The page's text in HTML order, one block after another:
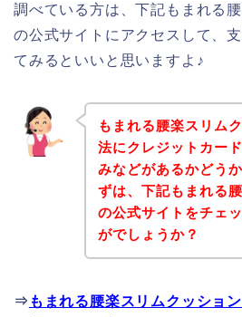
調べている方は、下記もまれる
の公式サイトにアクセスして、
てみるといいと思いますよ♪
もまれる腰楽スリム
法にクレジットカー
みなどがあるかどう
ずは、下記もまれる
の公式サイトをチェ
がでしょうか？
⇒ もまれる腰楽スリムクッショ